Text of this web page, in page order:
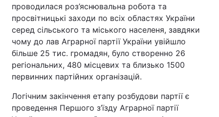
Архів Вакансії
Контакти
Послуги
проводилася роз’яснювальна робота та
просвітницькі заходи по всіх областях України
серед сільського та міського населеня, завдяки
чому до лав Аграрної партії України увійшло
більше 25 тис. громадян, було створенно 26
регіональних, 480 місцевих та близько 1500
первинних партійних організацій.
Логічним закінчення етапу розбудови партії є
проведення Першого з’їзду Аграрної партії